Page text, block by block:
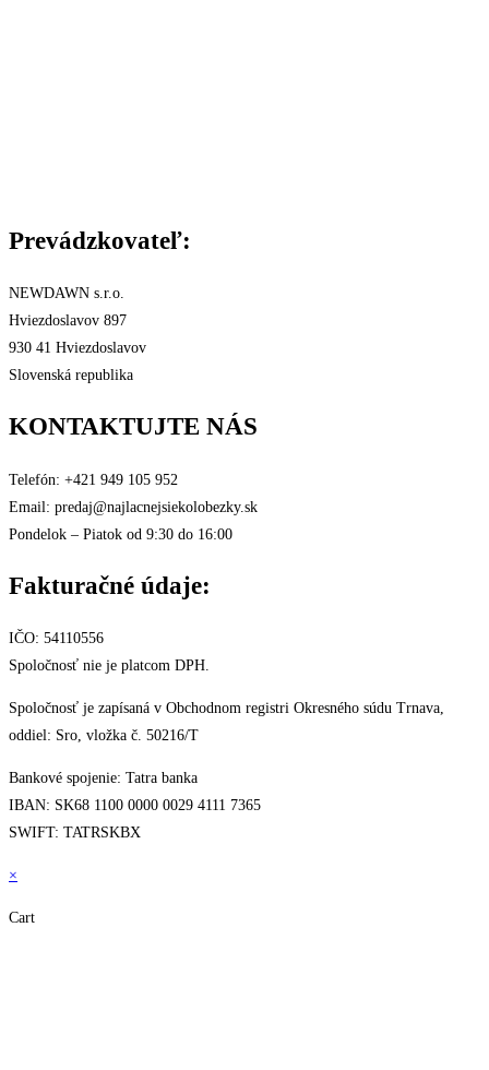
Prevádzkovateľ:
NEWDAWN s.r.o.
Hviezdoslavov 897
930 41 Hviezdoslavov
Slovenská republika
KONTAKTUJTE NÁS
Telefón: +421 949 105 952
Email: predaj@najlacnejsiekolobezky.sk
Pondelok – Piatok od 9:30 do 16:00
Fakturačné údaje:
IČO: 54110556
Spoločnosť nie je platcom DPH.
Spoločnosť je zapísaná v Obchodnom registri Okresného súdu Trnava,
oddiel: Sro, vložka č. 50216/T
Bankové spojenie: Tatra banka
IBAN: SK68 1100 0000 0029 4111 7365
SWIFT: TATRSKBX
×
Cart